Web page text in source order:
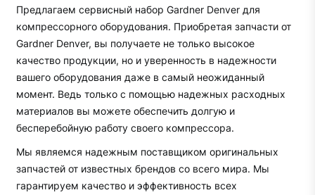
Предлагаем сервисный набор Gardner Denver для
компрессорного оборудования. Приобретая запчасти от
Gardner Denver, вы получаете не только высокое
качество продукции, но и уверенность в надежности
вашего оборудования даже в самый неожиданный
момент. Ведь только с помощью надежных расходных
материалов вы можете обеспечить долгую и
бесперебойную работу своего компрессора.
Мы являемся надежным поставщиком оригинальных
запчастей от известных брендов со всего мира. Мы
гарантируем качество и эффективность всех